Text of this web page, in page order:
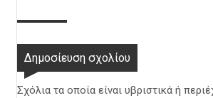
Δημοσίευση σχολίου
Σχόλια τα οποία είναι υβριστικά ή